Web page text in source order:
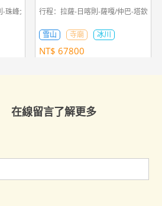
珠峰大本營-日喀則-拉薩
行程：拉薩-日喀則-薩嘎/仲巴-塔欽-劄
雪山 寺廟 冰川
NT$ 67800
在線留言了解更多